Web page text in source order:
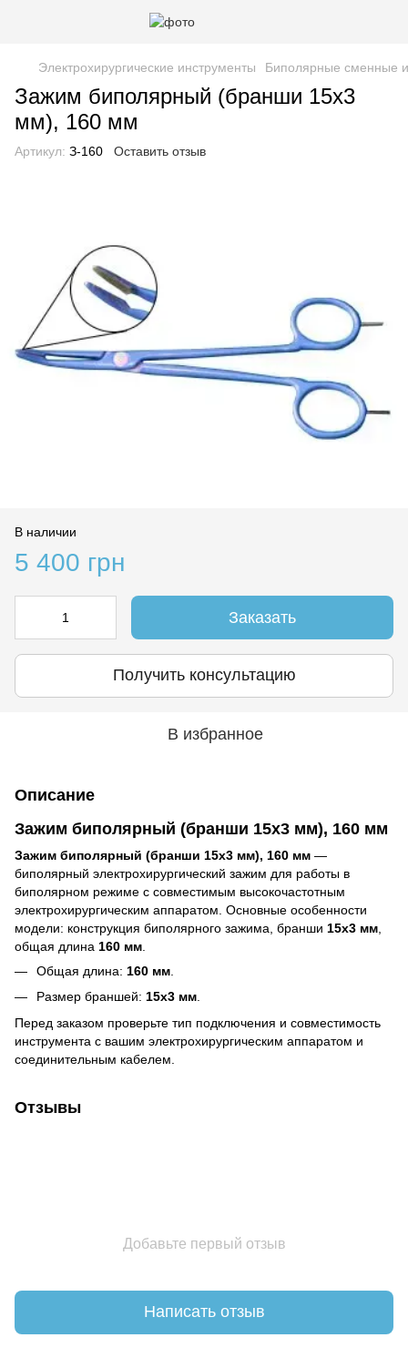
Электрохирургические инструменты Биполярные сменные
Зажим биполярный (бранши 15х3
мм), 160 мм
Артикул: З-160 Оставить отзыв
В наличии
5 400 грн
Заказать
Получить консультацию
В избранное
Описание
Зажим биполярный (бранши 15х3 мм), 160 мм
Зажим биполярный (бранши 15х3 мм), 160 мм —
биполярный электрохирургический зажим для работы в
биполярном режиме с совместимым высокочастотным
электрохирургическим аппаратом. Основные особенности
модели: конструкция биполярного зажима, бранши 15х3 мм
общая длина 160 мм
Общая длина: 160 мм
Размер браншей: 15х3 мм.
Перед заказом проверьте тип подключения и совместимость
инструмента с вашим электрохирургическим аппаратом и
соединительным кабелем.
Отзывы
Добавьте первый отзыв
Написать отзыв